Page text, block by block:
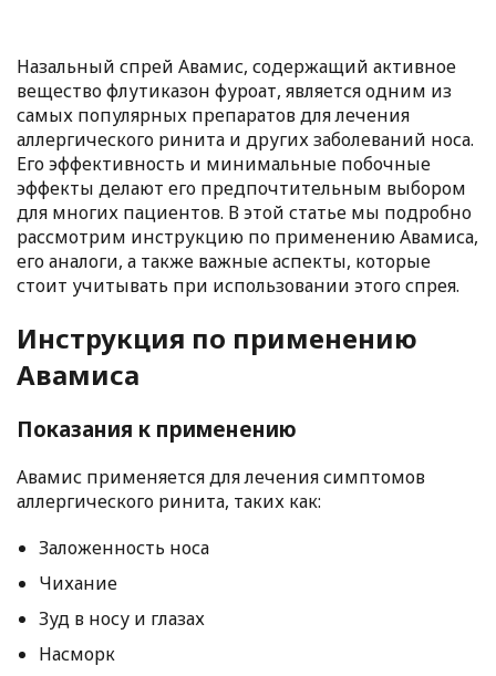
Назальный спрей Авамис, содержащий активное
вещество флутиказон фуроат, является одним из
самых популярных препаратов для лечения
аллергического ринита и других заболеваний носа.
Его эффективность и минимальные побочные
эффекты делают его предпочтительным выбором
для многих пациентов. В этой статье мы подробно
рассмотрим инструкцию по применению Авамиса,
его аналоги, а также важные аспекты, которые
стоит учитывать при использовании этого спрея.
Инструкция по применению
Авамиса
Показания к применению
Авамис применяется для лечения симптомов
аллергического ринита, таких как:
Заложенность носа
Чихание
Зуд в носу и глазах
Насморк